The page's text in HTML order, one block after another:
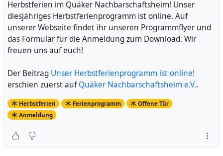
Herbstferien im Quäker Nachbarschaftsheim! Unser
diesjähriges Herbstferienprogramm ist online. Auf
unserer Webseite findet ihr unseren Programmflyer und
das Formular für die Anmeldung zum Download. Wir
freuen uns auf euch!
Der Beitrag Unser Herbstferienprogramm ist online!
erschien zuerst aufQuäker Nachbarschaftsheim e.V..
Herbstferien Ferienprogramm
Offene Tür
Anmeldung